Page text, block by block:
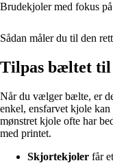
Brudekjoler med fokus
Sådan måler du til den
Tilpas bæltet til
Når du vælger bælte, er
enkel, ensfarvet kjole
mønstret kjole ofte har
med printet.
Skjortekjoler får